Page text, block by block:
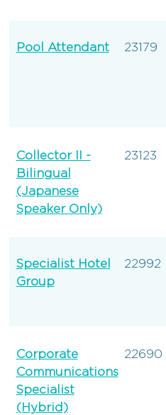
Pool Attendant 23179
Collector II -
Bilingual
(Japanese
Speaker Only)
23123
Specialist Hotel
Group
22992
Corporate
Communications
Specialist
(Hybrid)
22690